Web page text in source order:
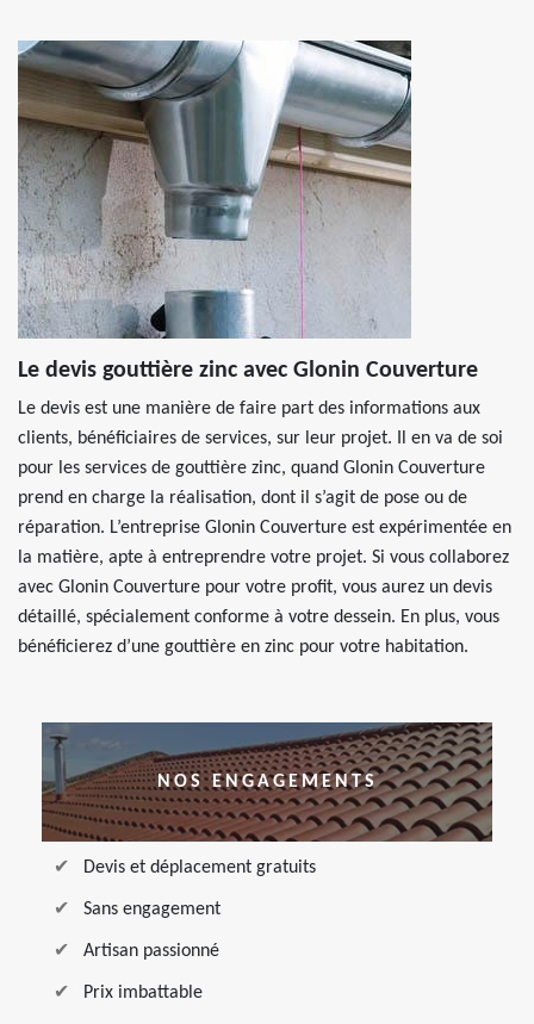
Le devis gouttière zinc avec Glonin Couverture
Le devis est une manière de faire part des informations aux
clients, bénéficiaires de services, sur leur projet. Il en va de soi
pour les services de gouttière zinc, quand Glonin Couverture
prend en charge la réalisation, dont il s’agit de pose ou de
réparation. L’entreprise Glonin Couverture est expérimentée en
la matière, apte à entreprendre votre projet. Si vous collaborez
avec Glonin Couverture pour votre profit, vous aurez un devis
détaillé, spécialement conforme à votre dessein. En plus, vous
bénéficierez d’une gouttière en zinc pour votre habitation.
NOS ENGAGEMENTS
Devis et déplacement gratuits
Sans engagement
Artisan passionné
Prix imbattable